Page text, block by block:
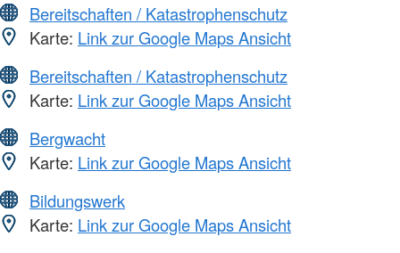
Bereitschaften / Katastrophenschutz
Karte: Link zur Google Maps Ansicht
Bereitschaften / Katastrophenschutz
Karte: Link zur Google Maps Ansicht
Bergwacht
Karte: Link zur Google Maps Ansicht
Bildungswerk
Karte: Link zur Google Maps Ansicht